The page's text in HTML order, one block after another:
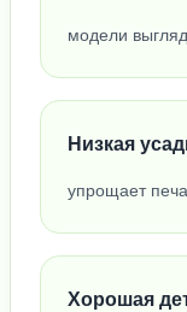
модели
Низкая
упрощает
Хорошая